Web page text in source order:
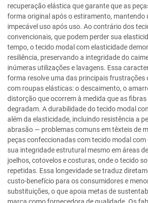
recuperação elástica que garante que as
forma original após o estiramento, mantendo
impecável uso após uso. Ao contrário dos
convencionais, que podem perder sua
tempo, o tecido modal com elasticidade
resiliência, preservando a integridade do
inúmeras utilizações e lavagens. Essa
forma resolve uma das principais frustrações
com roupas elásticas: o descaimento, o
distorção que ocorrem à medida que as fibras
degradam. A durabilidade do tecido modal
além da elasticidade, incluindo resistência a
abrasão — problemas comuns em têxteis de
peças confeccionadas com tecido modal
sua integridade estrutural mesmo em áreas
joelhos, cotovelos e costuras, onde o tecido
repetidas. Essa longevidade se traduz
custo-benefício para os consumidores e
substituições, o que apoia metas de